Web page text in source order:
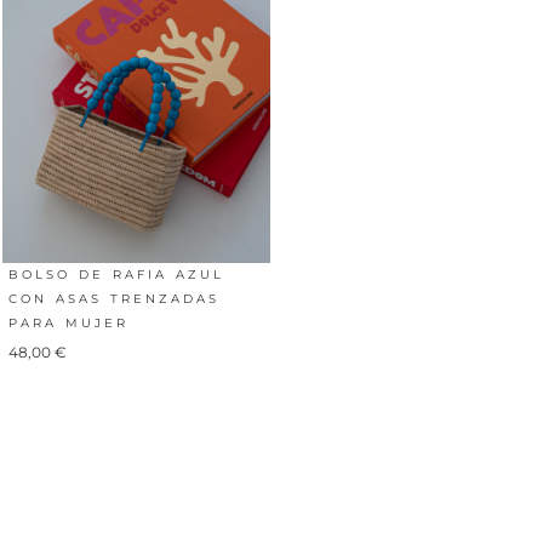
BOLSO DE RAFIA AZUL
CON ASAS TRENZADAS
PARA MUJER
48,00 €